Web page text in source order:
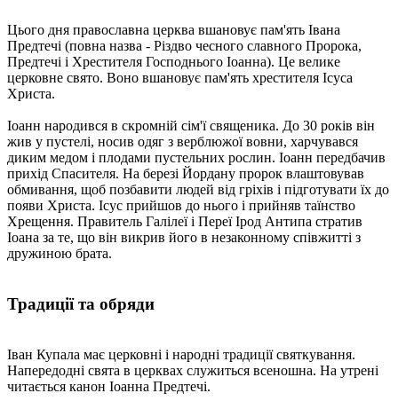
Цього дня православна церква вшановує пам'ять Івана
Предтечі (повна назва - Різдво чесного славного Пророка,
Предтечі і Хрестителя Господнього Іоанна). Це велике
церковне свято. Воно вшановує пам'ять хрестителя Ісуса
Христа.
Іоанн народився в скромній сім'ї священика. До 30 років він
жив у пустелі, носив одяг з верблюжої вовни, харчувався
диким медом і плодами пустельних рослин. Іоанн передбачив
прихід Спасителя. На березі Йордану пророк влаштовував
обмивання, щоб позбавити людей від гріхів і підготувати їх до
появи Христа. Ісус прийшов до нього і прийняв таїнство
Хрещення. Правитель Галілеї і Переї Ірод Антипа стратив
Іоана за те, що він викрив його в незаконному співжитті з
дружиною брата.
Традиції та обряди
Іван Купала має церковні і народні традиції святкування.
Напередодні свята в церквах служиться всеношна. На утрені
читається канон Іоанна Предтечі.